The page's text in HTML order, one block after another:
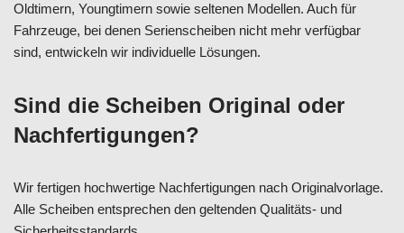
Oldtimern, Youngtimern sowie seltenen Modellen. Auch für
Fahrzeuge, bei denen Serienscheiben nicht mehr verfügbar
sind, entwickeln wir individuelle Lösungen.
Sind die Scheiben Original oder
Nachfertigungen?
Wir fertigen hochwertige Nachfertigungen nach Originalvorlage.
Alle Scheiben entsprechen den geltenden Qualitäts- und